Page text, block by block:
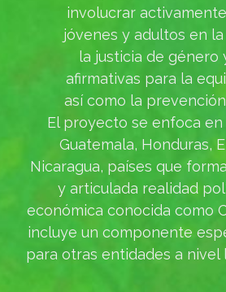
involucrar
jóvenes y adultos en
la justicia de género
afirmativas para la
así como la
El proyecto se enfoca en
Guatemala, Honduras,
Nicaragua, países que
y articulada realidad
económica conocida como
incluye un componente
para otras entidades a nivel